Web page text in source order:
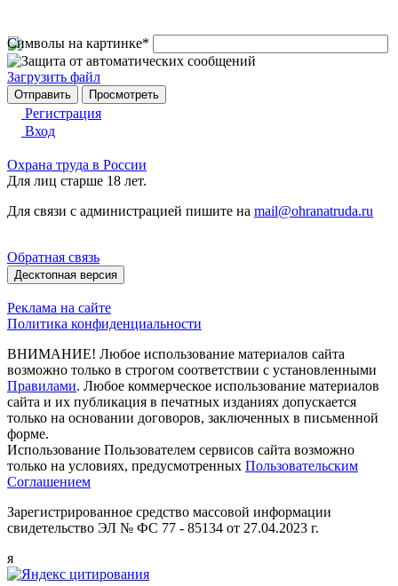
Символы на картинке*
Загрузить файл
Регистрация
Вход
Охрана труда в России
Для лиц старше 18 лет.
Для связи с администрацией пишите на mail@ohranatruda.ru
Обратная связь
Десктопная версия
Реклама на сайте
Политика конфиденциальности
ВНИМАНИЕ! Любое использование материалов сайта
возможно только в строгом соответствии с установленными
Правилами. Любое коммерческое использование материалов
сайта и их публикация в печатных изданиях допускается
только на основании договоров, заключенных в письменной
форме.
Использование Пользователем сервисов сайта возможно
только на условиях, предусмотренных Пользовательским
Соглашением
Зарегистрированное средство массовой информации
свидетельство ЭЛ № ФС 77 - 85134 от 27.04.2023 г.
я